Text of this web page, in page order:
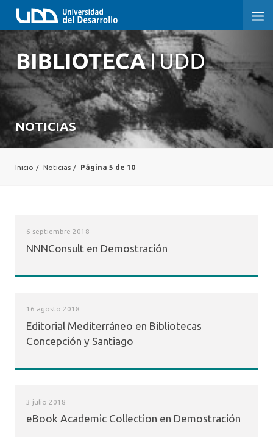
NOTICIAS
Inicio / Noticias / Página 5 de 10
6 septiembre 2018
NNNConsult en Demostración
16 agosto 2018
Editorial Mediterráneo en Bibliotecas
Concepción y Santiago
3 julio 2018
eBook Academic Collection en Demostración